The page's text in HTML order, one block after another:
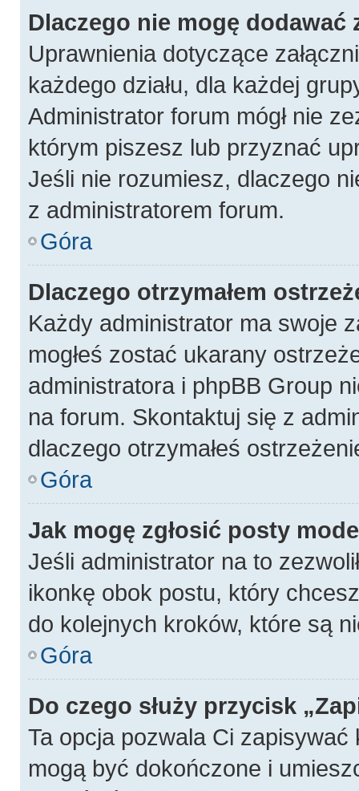
Dlaczego nie mogę dodawać
Uprawnienia dotyczące
każdego działu, dla każdej
Administrator forum mógł nie
którym piszesz lub przyznać
Jeśli nie rozumiesz, dlaczego
z administratorem forum.
Góra
Dlaczego otrzymałem
Każdy administrator ma swoje
mogłeś zostać ukarany
administratora i phpBB Group
na forum. Skontaktuj się z
dlaczego otrzymałeś
Góra
Jak mogę zgłosić posty
Jeśli administrator na to
ikonkę obok postu, który
do kolejnych kroków, które są
Góra
Do czego służy przycisk
Ta opcja pozwala Ci
mogą być dokończone i